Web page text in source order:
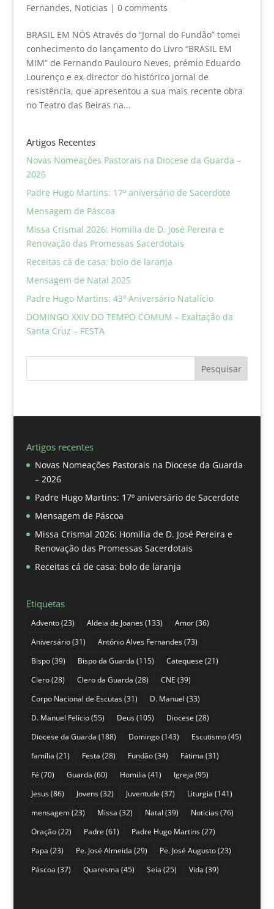
Fernandes, Noticias | 0 comments
BRASIL EM NÓS Através do “Jornal do Fundão” tomei
conhecimento do lançamento do Livro “BRASIL EM
MIM” de Fernando Paulouro Neves, prémio Eduardo
Lourenço e ex-director do histórico jornal de
resistência, que apresentou a sua mais recente obra
no Teatro das Beiras na...
Artigos Recentes
Novas Nomeações Pastorais na Diocese da Guarda –
2026
Padre Hugo Martins: 17º aniversário de Sacerdote
Mensagem de Páscoa
Missa Crismal 2026: Homilia de D. José Pereira e
Renovação das Promessas Sacerdotais
Receitas cá de casa: bolo de laranja
Mensagem de Natal 2025
Padre Hugo Martins: 43º Aniversário Natalício
DOMINGO XXIV DO TEMPO COMUM – Exaltação da
Santa Cruz – FESTA
Pesquisar
Artigos recentes
Novas Nomeações Pastorais na Diocese da Guarda
– 2026
Padre Hugo Martins: 17º aniversário de Sacerdote
Mensagem de Páscoa
Missa Crismal 2026: Homilia de D. José Pereira e
Renovação das Promessas Sacerdotais
Receitas cá de casa: bolo de laranja
Etiquetas
Advento(23) Aldeia de Joanes(133) Amor(36)
Aniversário(31) António Alves Fernandes(73)
Bispo(39) Bispo da Guarda (115) Catequese (21)
Clero(28) Clero da Guarda (28) CNE (39)
Corpo Nacional de Escutas(31) D. Manuel (33)
D. Manuel Felício(55) Deus(105) Diocese (28)
Diocese da Guarda (188) Domingo(143) Escutismo(45)
família (21) Festa (28) Fundão(34) Fátima (31)
Fé (70) Guarda (60) Homilia (41) Igreja (95)
Jesus(86) Jovens(32) Juventude (37) Liturgia (141)
mensagem(23) Missa (32) Natal (39) Noticias(76)
Oração(22) Padre (61) Padre Hugo Martins(27)
Papa (23) Pe. José Almeida (29) Pe. José Augusto(23)
Páscoa (37) Quaresma (45) Seia (25) Vida (39)